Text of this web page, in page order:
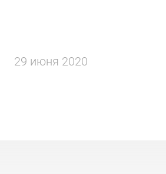
29 июня 2020